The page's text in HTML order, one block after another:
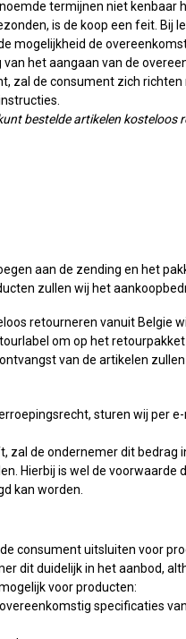
termijnen niet
is de koop een feit. Bij
mogelijkheid de
het aangaan van de
zal de consument zich
bestelde artikelen
aan de zending en het
zullen wij het
retourneren vanuit Belgie
om op het
van de artikelen
sturen wij per
zal de ondernemer dit
Hierbij is wel de
kan worden.
consument uitsluiten voor
dit duidelijk in het aanbod,
voor producten:
specificaties